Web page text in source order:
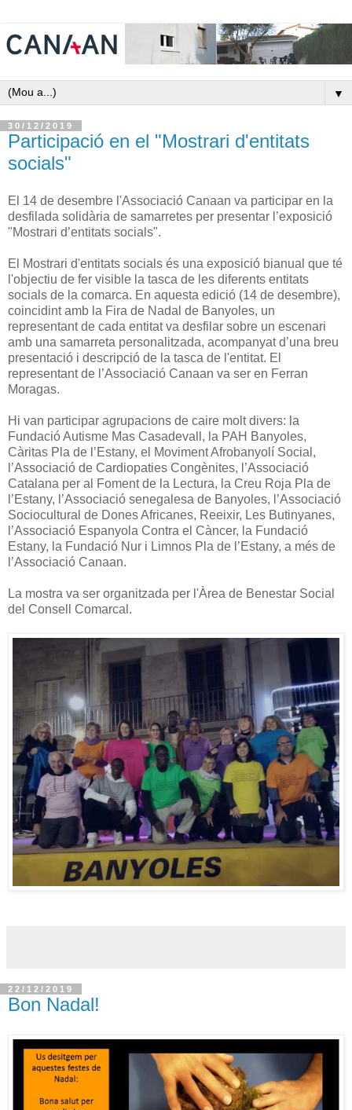
▼
30/12/2019
Participació en el "Mostrari d'entitats
socials"
El 14 de desembre l'Associació Canaan va participar en la
desfilada solidària de samarretes per presentar l’exposició
"Mostrari d’entitats socials".
El Mostrari d'entitats socials és una exposició bianual que té
l'objectiu de fer visible la tasca de les diferents entitats
socials de la comarca. En aquesta edició (14 de desembre),
coincidint amb la Fira de Nadal de Banyoles, un
representant de cada entitat va desfilar sobre un escenari
amb una samarreta personalitzada, acompanyat d’una breu
presentació i descripció de la tasca de l'entitat. El
representant de l’Associació Canaan va ser en Ferran
Moragas.
Hi van participar agrupacions de caire molt divers: la
Fundació Autisme Mas Casadevall, la PAH Banyoles,
Càritas Pla de l’Estany, el Moviment Afrobanyolí Social,
l’Associació de Cardiopaties Congènites, l’Associació
Catalana per al Foment de la Lectura, la Creu Roja Pla de
l’Estany, l’Associació senegalesa de Banyoles, l’Associació
Sociocultural de Dones Africanes, Reeixir, Les Butinyanes,
l’Associació Espanyola Contra el Càncer, la Fundació
Estany, la Fundació Nur i Limnos Pla de l’Estany, a més de
l’Associació Canaan.
La mostra va ser organitzada per l'Àrea de Benestar Social
del Consell Comarcal.
22/12/2019
Bon Nadal!